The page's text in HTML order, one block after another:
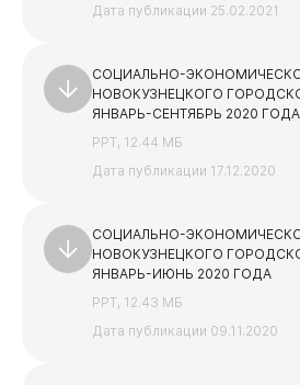
Документы
Дата публикации 25.02.2021
СОЦИАЛЬНО-
НОВОКУЗНЕЦКОГО
ЯНВАРЬ-СЕНТЯБРЬ 2020 ГОДА
PPT, 12.44 МБ
Дата публикации 17.12.2020
СОЦИАЛЬНО-
НОВОКУЗНЕЦКОГО
ЯНВАРЬ-ИЮНЬ 2020 ГОДА
PPT, 12.43 МБ
Дата публикации 09.11.2020